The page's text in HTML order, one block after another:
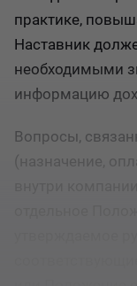
практике,
Наставник
необходимыми
информацию
Вопросы,
(назначение,